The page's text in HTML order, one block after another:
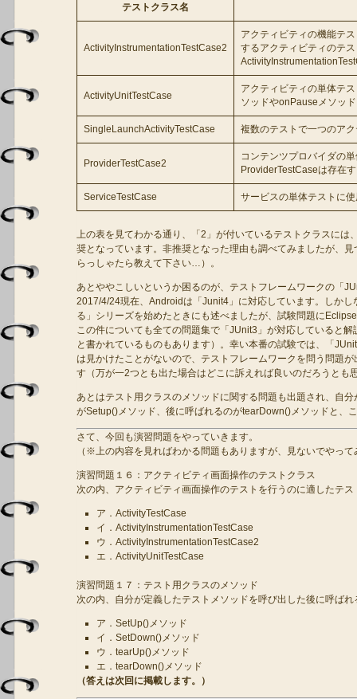
テストクラス名
ActivityInstrumentationTestCase2
アクティビティの機能テ
するアクティビティのテ
ActivityUnitTestCase
アクティビティの単体テ
ソッドやonPauseメソッ
SingleLaunchActivityTestCase 複数のテストで一つのア
ProviderTestCase2
コンテンツプロバイダの
ProviderTestCaseは存在
ServiceTestCase サービスの単体テストに
上の表を見てわかる通り、「2」が付いているテストクラスに
奨となっています。非推奨となった理由も調べてみましたが、
らっしゃたら教えて下さい…）。
あとややこしいというか困るのが、テストフレームワークの「
2017/4/24現在、Androidは「Junit4」に対応しています。しか
る」シリーズを始めたときにも述べましたが、試験問題に
この件についても全ての問題集で「JUnit3」が対応していると
と書かれているものもあります）。幸い本番の試験では、「
は見かけたことがないので、テストフレームワークを問う問題
す（万が一2つとも出た場合はどこに訴えれば良いのだろうとも
あとはテスト用クラスのメソッドに関する問題も出題され、自
がSetup()メソッド、後に呼ばれるのがtearDown()メソッドと、
さて、今回も演習問題をやっていきます。
（※上の内容を見ればわかる問題もありますが、見ないでやって
演習問題１６：アクティビティ画面操作のテストクラス
次の内、アクティビティ画面操作のテストを行うのに適したテ
ア．ActivityTestCase
イ．ActivityInstrumentationTestCase
ウ．ActivityInstrumentationTestCase2
エ．ActivityUnitTestCase
演習問題１７：テスト用クラスのメソッド
次の内、自分が定義したテストメソッドを呼び出した後に呼ば
ア．SetUp()メソッド
イ．SetDown()メソッド
ウ．tearUp()メソッド
エ．tearDown()メソッド
（答えは次回に掲載します。）